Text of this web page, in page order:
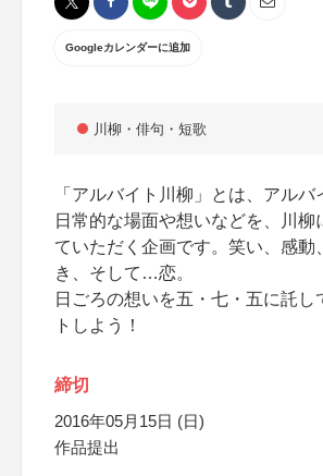
Googleカレンダーに追加
川柳・俳句・短歌
「アルバイト川柳」とは、アルバ
日常的な場面や想いなどを、川柳
ていただく企画です。笑い、感動
き、そして…恋。
日ごろの想いを五・七・五に託し
トしよう！
締切
2016年05月15日 (日)
作品提出